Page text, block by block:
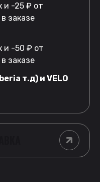
и -25 ₽ от
заказе
и -50 ₽ от
заказе
т.д) и VELO